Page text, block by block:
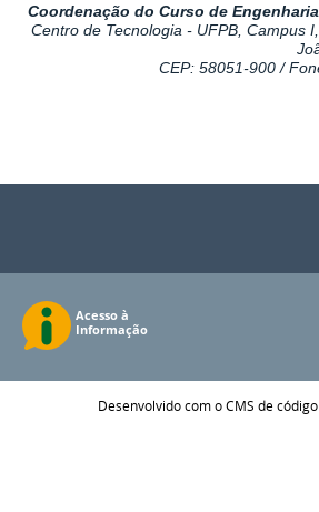
Coordenação do Curso de
Centro de Tecnologia - UFPB, Campus
CEP: 58051-900 /
Desenvolvido com o CMS de